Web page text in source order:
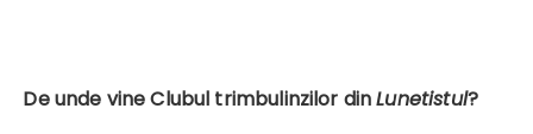
De unde vine Clubul trimbulinzilor dinLunetistul?